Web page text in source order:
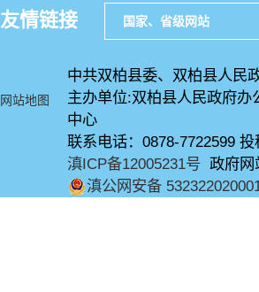
友情链接 国家、省级网站
网站地图
中共双柏县委、双柏县人民
主办单位:双柏县人民政府
中心
联系电话：0878-7722599
滇ICP备12005231号 政府网
滇公网安备